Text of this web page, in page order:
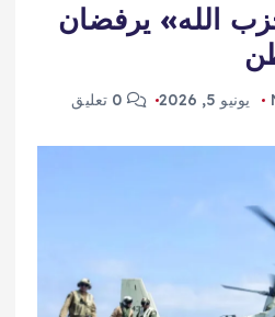
الله» يرفضان
يونيو 5, 2026